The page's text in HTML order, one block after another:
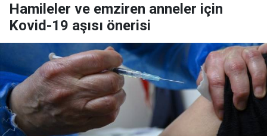
Hamileler ve emziren anneler için
Kovid-19 aşısı önerisi